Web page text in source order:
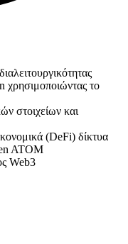
το
στοιχείων και
(DeFi) δίκτυα
ATOM
Web3